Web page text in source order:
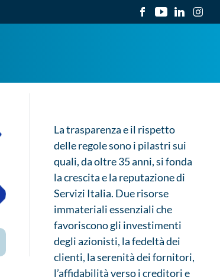
La trasparenza e il rispetto
delle regole sono i pilastri sui
quali, da oltre 35 anni, si fonda
la crescita e la reputazione di
Servizi Italia. Due risorse
immateriali essenziali che
favoriscono gli investimenti
degli azionisti, la fedeltà dei
clienti, la serenità dei fornitori,
l’affidabilità verso i creditori e